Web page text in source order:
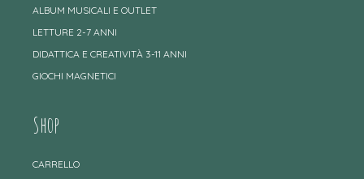
ALBUM MUSICALI E OUTLET
LETTURE 2-7 ANNI
DIDATTICA E CREATIVITÀ 3-11 ANNI
GIOCHI MAGNETICI
Shop
CARRELLO